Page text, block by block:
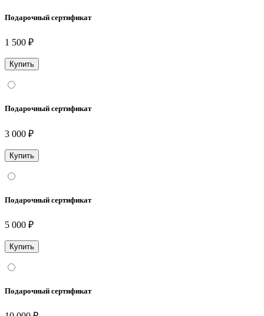
Подарочный сертификат
1 500 ₽
Подарочный сертификат
3 000 ₽
Подарочный сертификат
5 000 ₽
Подарочный сертификат